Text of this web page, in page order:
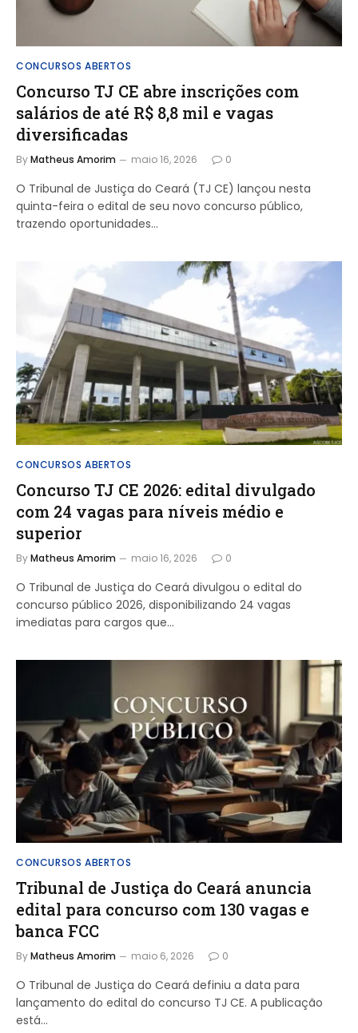
CONCURSOS ABERTOS
Concurso TJ CE abre inscrições com
salários de até R$ 8,8 mil e vagas
diversificadas
ByMatheus Amorim maio 16, 2026 0
O Tribunal de Justiça do Ceará (TJ CE) lançou nesta
quinta-feira o edital de seu novo concurso público,
trazendo oportunidades…
CONCURSOS ABERTOS
Concurso TJ CE 2026: edital divulgado
com 24 vagas para níveis médio e
superior
ByMatheus Amorim maio 16, 2026 0
O Tribunal de Justiça do Ceará divulgou o edital do
concurso público 2026, disponibilizando 24 vagas
imediatas para cargos que…
CONCURSOS ABERTOS
Tribunal de Justiça do Ceará anuncia
edital para concurso com 130 vagas e
banca FCC
ByMatheus Amorim maio 6, 2026 0
O Tribunal de Justiça do Ceará definiu a data para
lançamento do edital do concurso TJ CE. A publicação
está…